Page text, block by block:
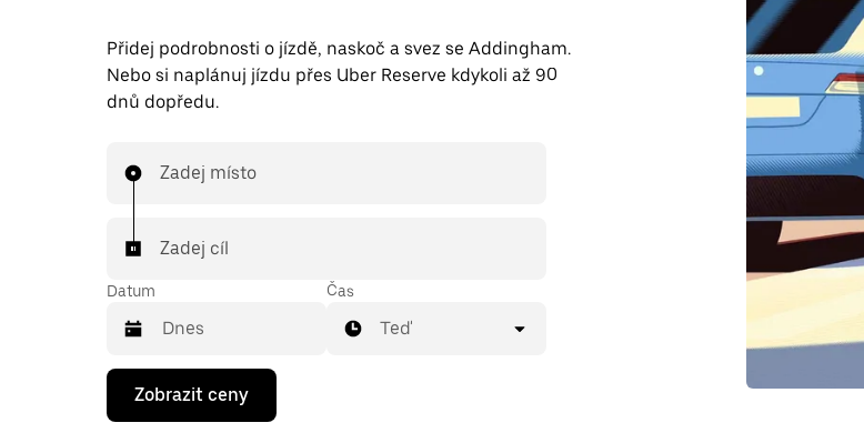
Přidej podrobnosti o jízdě, naskoč a svez se Addingham.
Nebo si naplánuj jízdu přes Uber Reserve kdykoli až 90
dnů dopředu.
Zadej místo
Zadej cíl
Datum
Stisknutím
klávesy
se
Čas
Teď
Zobrazit ceny